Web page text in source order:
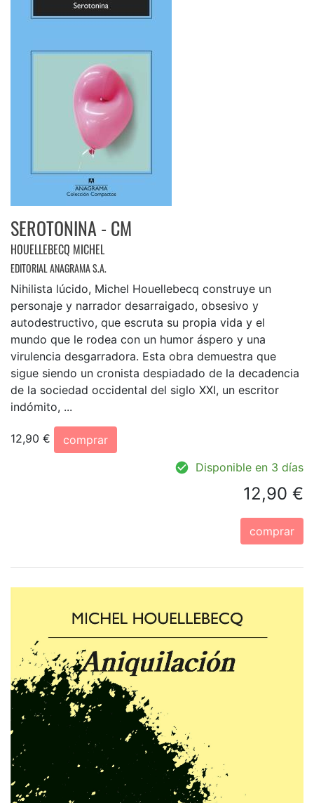
SEROTONINA - CM
HOUELLEBECQ MICHEL
EDITORIAL ANAGRAMA S.A.
Nihilista lúcido, Michel Houellebecq construye un
personaje y narrador desarraigado, obsesivo y
autodestructivo, que escruta su propia vida y el
mundo que le rodea con un humor áspero y una
virulencia desgarradora. Esta obra demuestra que
sigue siendo un cronista despiadado de la decadencia
de la sociedad occidental del siglo XXI, un escritor
indómito, ...
12,90 €
comprar
Disponible en 3 días
12,90 €
comprar